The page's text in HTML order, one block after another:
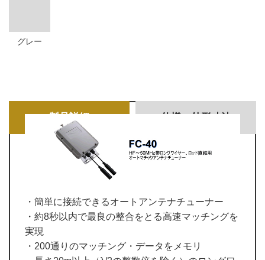
グレー
製品詳細 仕様・外形寸法
・簡単に接続できるオートアンテナチューナー
・約8秒以内で最良の整合をとる高速マッチングを
実現
・200通りのマッチング・データをメモリ